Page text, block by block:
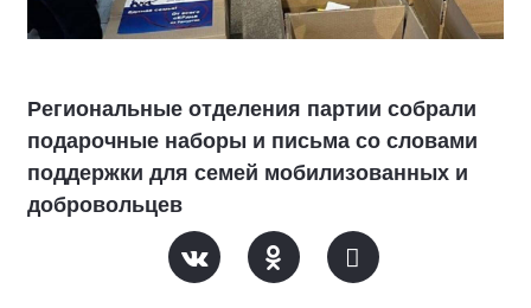
Региональные отделения партии собрали
подарочные наборы и письма со словами
поддержки для семей мобилизованных и
добровольцев